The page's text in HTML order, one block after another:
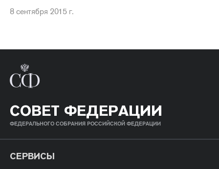
8 сентября 2015 г.
СОВЕТ ФЕДЕРАЦИИ
ФЕДЕРАЛЬНОГО СОБРАНИЯ РОССИЙСКОЙ ФЕДЕРАЦИИ
СЕРВИСЫ